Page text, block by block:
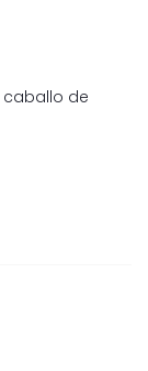
caballo de